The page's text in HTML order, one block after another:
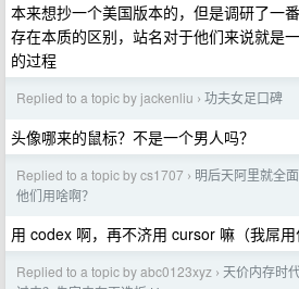
本来想抄一个美国版本的，但是调研了一
存在本质的区别，站名对于他们来说就是
的过程
Replied to a topic by jackenliu › 功夫女足口碑
头像哪来的鼠标？不是一个男人吗？
Replied to a topic by cs1707 › 明后天阿里就全
他们用啥啊？
用 codex 啊，再不济用 cursor 嘛（我屌用
Replied to a topic by abc0123xyz › 天价内存时